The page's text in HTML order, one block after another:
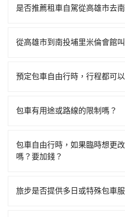
貴、費時！從最早05:50一直到
30分鐘。抵達高鐵站後，步行
10分鐘出站、等待車站前排班
鐘，假設4位同行，高鐵加轉乘
不預約包車，不僅每人至少額外
會額外浪費13分鐘在轉乘與等
是否推薦租車自駕從高雄市去
時不需要閉目養神（因為要自己
$115~205承租小轎車，每公里
達目的地後多久原路返回），雖
車型，如Toyota Yaris、Prius
差的車款，如果人數超過四位，
凹的車門仍未被修理，每一次
從高雄市到南投埔里米倫會館
灣大車隊、Uber、Line Taxi、
計程車約340輛，數量約為高雄
埔里米倫會館的最佳選擇。
預定包車自由行時，行程都可
沒有到達海拔1500公里以上的
包車有用途或路線的限制嗎？
地方，只要是長途交通且途中
明掃墓、包車旅遊、參加喜宴/
或者任何跨縣市接送的需求，
包車自由行時，如果臨時想更
嗎？要加錢？
旅步可能會根據行經的路線是否
旅步是否提供多日或特殊包車